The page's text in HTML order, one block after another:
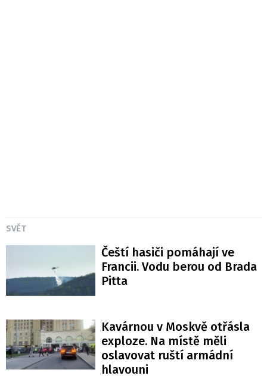
SVĚT
Čeští hasiči pomáhají ve
Francii. Vodu berou od Brada
Pitta
Kavárnou v Moskvě otřásla
exploze. Na místě měli
oslavovat ruští armádní
hlavouni